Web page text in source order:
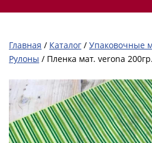
Главная / Каталог / Упаковочные
Рулоны / Пленка мат. verona 200гр.